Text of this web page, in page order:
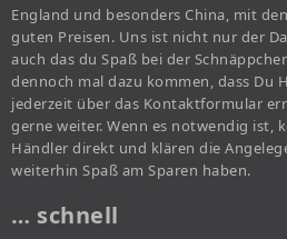
England und besonders China, mit
guten Preisen. Uns ist nicht nur der
auch das du Spaß bei der
dennoch mal dazu kommen, dass Du
jederzeit über das Kontaktformular
gerne weiter. Wenn es notwendig ist,
Händler direkt und klären die
weiterhin Spaß am Sparen haben.
… schnell